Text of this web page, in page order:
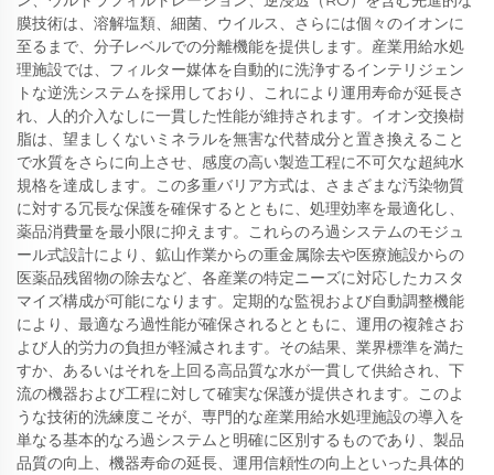
膜技術は、溶解塩類、細菌、ウイルス、さらには個々のイオンに
至るまで、分子レベルでの分離機能を提供します。産業用給水処
理施設では、フィルター媒体を自動的に洗浄するインテリジェン
トな逆洗システムを採用しており、これにより運用寿命が延長さ
れ、人的介入なしに一貫した性能が維持されます。イオン交換樹
脂は、望ましくないミネラルを無害な代替成分と置き換えること
で水質をさらに向上させ、感度の高い製造工程に不可欠な超純水
規格を達成します。この多重バリア方式は、さまざまな汚染物質
に対する冗長な保護を確保するとともに、処理効率を最適化し、
薬品消費量を最小限に抑えます。これらのろ過システムのモジュ
ール式設計により、鉱山作業からの重金属除去や医療施設からの
医薬品残留物の除去など、各産業の特定ニーズに対応したカスタ
マイズ構成が可能になります。定期的な監視および自動調整機能
により、最適なろ過性能が確保されるとともに、運用の複雑さお
よび人的労力の負担が軽減されます。その結果、業界標準を満た
すか、あるいはそれを上回る高品質な水が一貫して供給され、下
流の機器および工程に対して確実な保護が提供されます。このよ
うな技術的洗練度こそが、専門的な産業用給水処理施設の導入を
単なる基本的なろ過システムと明確に区別するものであり、製品
品質の向上、機器寿命の延長、運用信頼性の向上といった具体的